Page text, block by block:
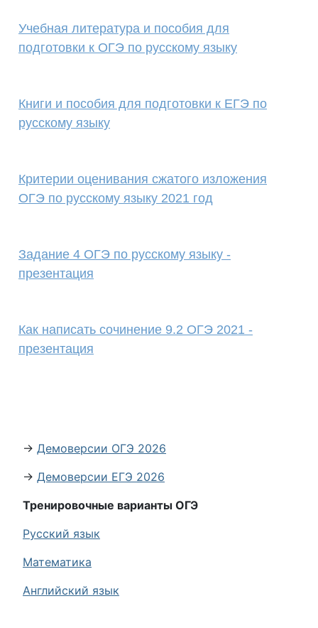
Учебная литература и пособия для
подготовки к ОГЭ по русскому языку
Книги и пособия для подготовки к ЕГЭ по
русскому языку
Критерии оценивания сжатого изложения
ОГЭ по русскому языку 2021 год
Задание 4 ОГЭ по русскому языку -
презентация
Как написать сочинение 9.2 ОГЭ 2021 -
презентация
→ Демоверсии ОГЭ 2026
→ Демоверсии ЕГЭ 2026
Тренировочные варианты ОГЭ
Русский язык
Математика
Английский язык